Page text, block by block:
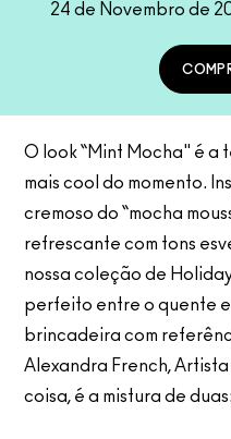
24 de Novembro de
O look “Mint Mocha" é a
mais cool do momento.
cremoso do “mocha
refrescante com tons
nossa coleção de
perfeito entre o quente e
brincadeira com
Alexandra French, Artista
coisa, é a mistura de